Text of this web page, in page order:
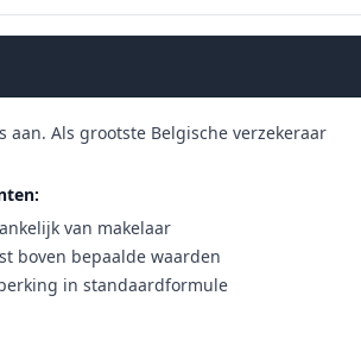
Als grootste Belgische verzekeraar
van makelaar
boven bepaalde waarden
in standaardformule